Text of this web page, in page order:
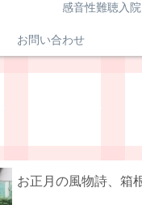
感音性難聴入
お問い合わせ
お正月の風物詩、箱